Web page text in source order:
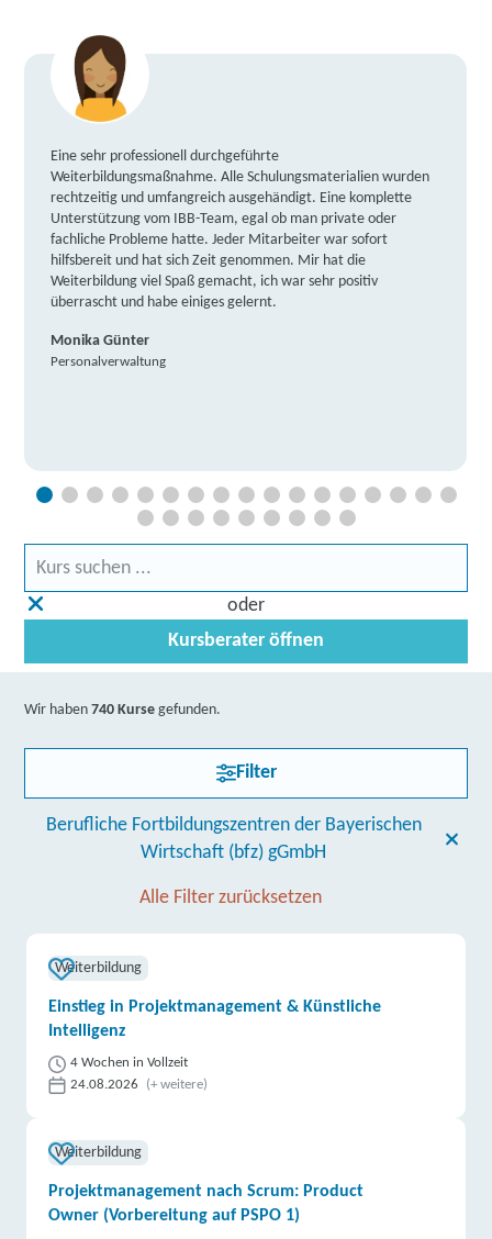
Eine sehr professionell durchgeführte
Weiterbildungsmaßnahme. Alle Schulungsmaterialien wurden
rechtzeitig und umfangreich ausgehändigt. Eine komplette
Unterstützung vom IBB-Team, egal ob man private oder
fachliche Probleme hatte. Jeder Mitarbeiter war sofort
hilfsbereit und hat sich Zeit genommen. Mir hat die
Weiterbildung viel Spaß gemacht, ich war sehr positiv
überrascht und habe einiges gelernt.
Monika Günter
Personalverwaltung
oder
Kursberater öffnen
Wir haben740 Kurse gefunden.
Filter
Berufliche Fortbildungszentren der Bayerischen
Wirtschaft (bfz) gGmbH
Alle Filter zurücksetzen
Weiterbildung
Einstieg in Projektmanagement & Künstliche
Intelligenz
4 Wochen in Vollzeit
24.08.2026
(+ weitere)
Weiterbildung
Projektmanagement nach Scrum: Product
Owner (Vorbereitung auf PSPO 1)